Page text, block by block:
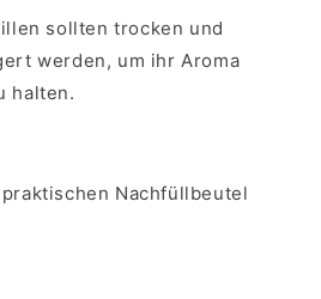
sollten trocken und
werden, um ihr Aroma
halten.
Nachfüllbeutel